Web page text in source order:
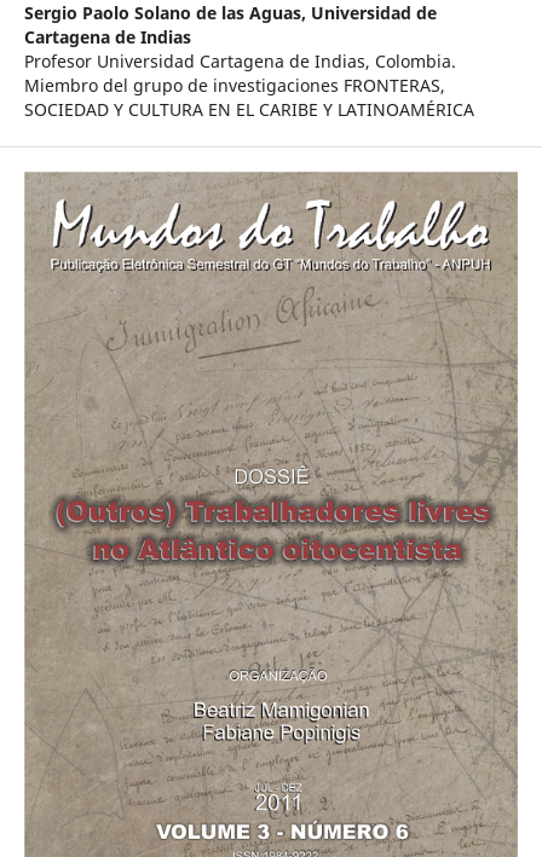
Sergio Paolo Solano de las Aguas, Universidad de
Cartagena de Indias
Profesor Universidad Cartagena de Indias, Colombia.
Miembro del grupo de investigaciones FRONTERAS,
SOCIEDAD Y CULTURA EN EL CARIBE Y LATINOAMÉRICA